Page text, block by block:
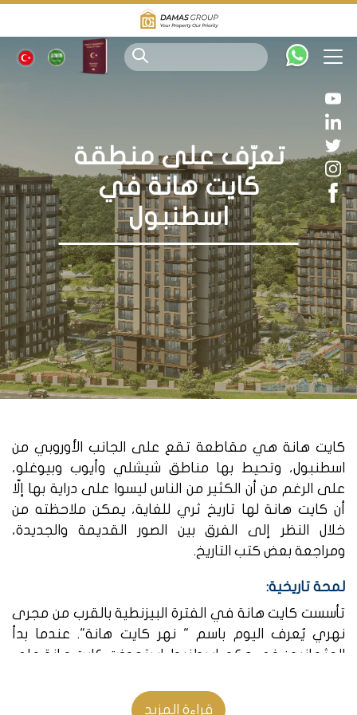
تعرّف على منطقة
كايت هانة في
اسطنبول
كايت هانة هي مقاطعة تقع على الجانب الأوروبي من
اسطنبول، وتحيط بها مناطق شيشلي وأيوب وبيوغلو،
على الرغم من أن الكثير من الناس ليسوا على دراية بها إلّا
أن كايت هانة لها تاريخ ثري للغاية، يمكن ملاحظته من
خلال النظر إلى الفرق بين الصور القديمة والجديدة،
ومراجعة بعض كتب التاريخ.
لمحة تاريخية:
تأسست كايت هانة في الفترة البيزنطية بالقرب من مجرى
نهري يُعرف اليوم باسم " نهر كايت هانة". عندما بدأ
العثمانيون في حكم إسطنبول استحوذت كايت هانة على
قراءة المزيد